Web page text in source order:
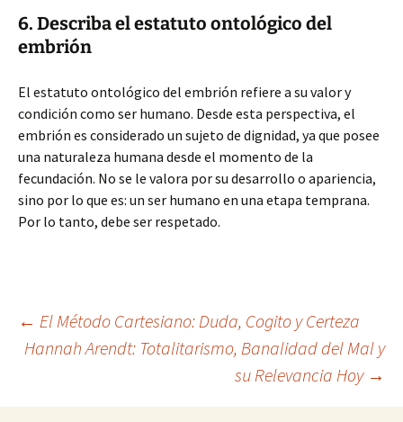
6. Describa el estatuto ontológico del
embrión
El estatuto ontológico del embrión refiere a su valor y
condición como ser humano. Desde esta perspectiva, el
embrión es considerado un sujeto de dignidad, ya que posee
una naturaleza humana desde el momento de la
fecundación. No se le valora por su desarrollo o apariencia,
sino por lo que es: un ser humano en una etapa temprana.
Por lo tanto, debe ser respetado.
Navegación
← El Método Cartesiano: Duda, Cogito y Certeza
Hannah Arendt: Totalitarismo, Banalidad del Mal y
su Relevancia Hoy →